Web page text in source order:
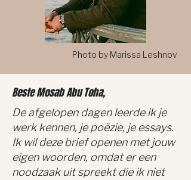
Photo by Marissa Leshnov
Beste Mosab Abu Toha,
De afgelopen dagen leerde ik je
werk kennen, je poëzie, je essays.
Ik wil deze brief openen met jouw
eigen woorden, omdat er een
noodzaak uit spreekt die ik niet